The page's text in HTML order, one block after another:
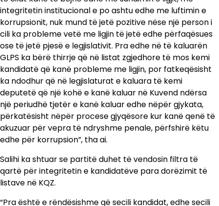
integritetin institucional e po ashtu edhe me luftimin e
korrupsionit, nuk mund të jetë pozitive nëse një person i
cili ka probleme vetë me ligjin të jetë edhe përfaqësues
ose të jetë pjesë e legjislativit. Pra edhe në të kaluarën
GLPS ka bërë thirrje që në listat zgjedhore të mos kemi
kandidatë që kanë probleme me ligjin, por fatkeqësisht
ka ndodhur që në legjislaturat e kaluara të kemi
deputetë që një kohë e kanë kaluar në Kuvend ndërsa
një periudhë tjetër e kanë kaluar edhe nëpër gjykata,
përkatësisht nëpër procese gjyqësore kur kanë qenë të
akuzuar për vepra të ndryshme penale, përfshirë këtu
edhe për korrupsion”, tha ai.
Salihi ka shtuar se partitë duhet të vendosin filtra të
qartë për integritetin e kandidatëve para dorëzimit të
listave në KQZ.
“Pra është e rëndësishme që secili kandidat, edhe secili